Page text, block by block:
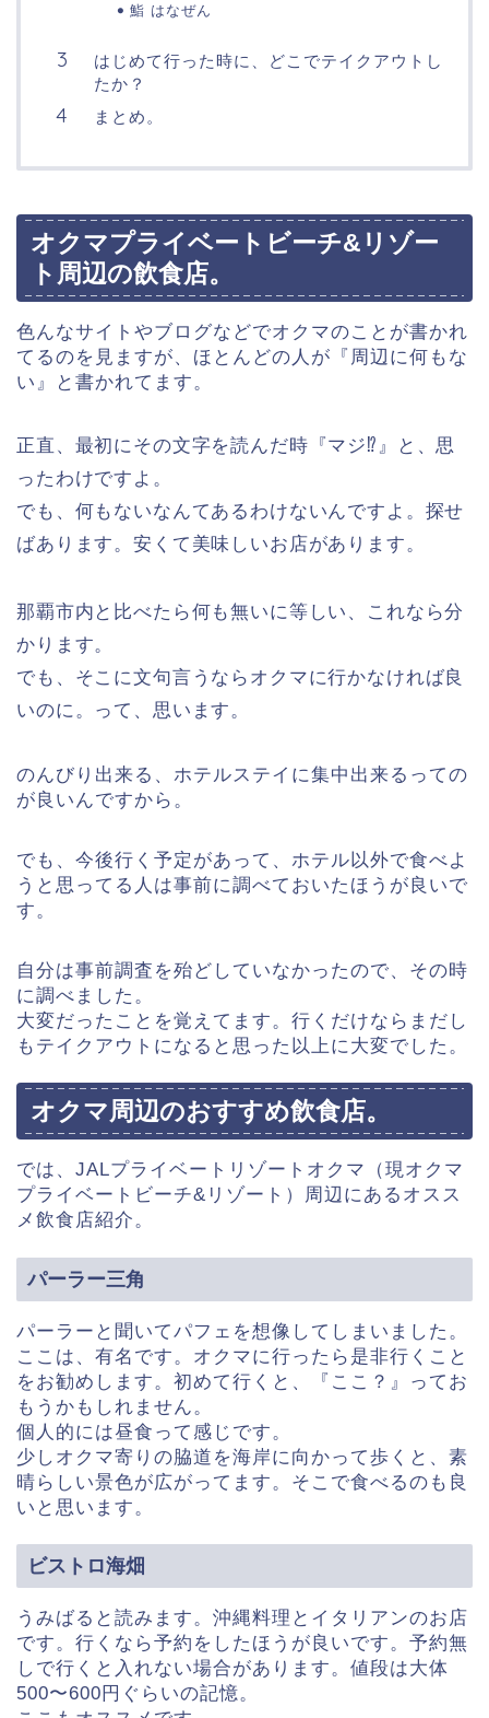
鮨 はなぜん
はじめて行った時に、どこでテイクアウトし
たか？
まとめ。
オクマプライベートビーチ&リゾー
ト周辺の飲食店。
色んなサイトやブログなどでオクマのことが書かれ
てるのを見ますが、ほとんどの人が『周辺に何もな
い』と書かれてます。
正直、最初にその文字を読んだ時『マジ⁉︎』と、思
ったわけですよ。
でも、何もないなんてあるわけないんですよ。探せ
ばあります。安くて美味しいお店があります。
那覇市内と比べたら何も無いに等しい、これなら分
かります。
でも、そこに文句言うならオクマに行かなければ良
いのに。って、思います。
のんびり出来る、ホテルステイに集中出来るっての
が良いんですから。
でも、今後行く予定があって、ホテル以外で食べよ
うと思ってる人は事前に調べておいたほうが良いで
す。
自分は事前調査を殆どしていなかったので、その時
に調べました。
大変だったことを覚えてます。行くだけならまだし
もテイクアウトになると思った以上に大変でした。
オクマ周辺のおすすめ飲食店。
では、JALプライベートリゾートオクマ（現オクマ
プライベートビーチ&リゾート）周辺にあるオスス
メ飲食店紹介。
パーラー三角
パーラーと聞いてパフェを想像してしまいました。
ここは、有名です。オクマに行ったら是非行くこと
をお勧めします。初めて行くと、『ここ？』ってお
もうかもしれません。
個人的には昼食って感じです。
少しオクマ寄りの脇道を海岸に向かって歩くと、素
晴らしい景色が広がってます。そこで食べるのも良
いと思います。
ビストロ海畑
うみばると読みます。沖縄料理とイタリアンのお店
です。行くなら予約をしたほうが良いです。予約無
しで行くと入れない場合があります。値段は大体
500〜600円ぐらいの記憶。